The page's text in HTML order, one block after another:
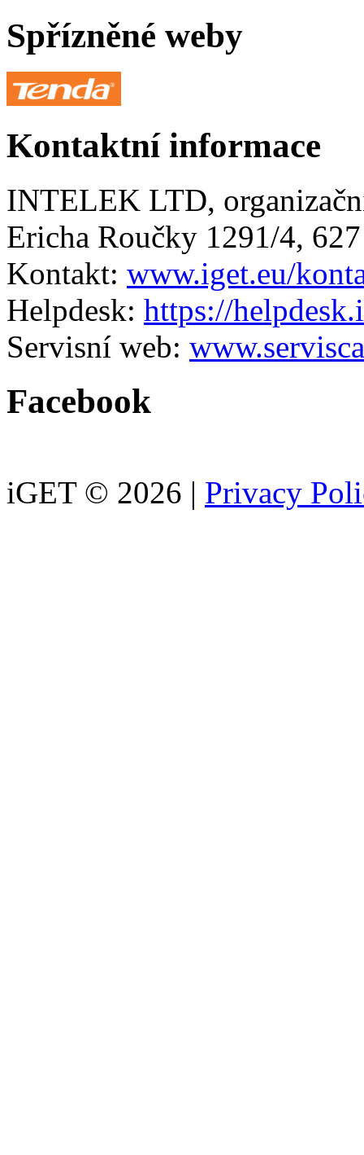
Spřízněné weby
Kontaktní informace
INTELEK LTD,
Ericha Roučky 1291/4,
Kontakt: www.iget.eu/
Helpdesk: https://
Servisní web:
Facebook
iGET © 2026 | Privacy